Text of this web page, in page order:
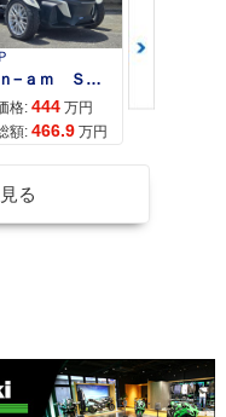
ｃａｎ−ａｍ ＳＰＹＤＥＲ ＲＴ ＬＩＭＩＴＥＤ
格: 444 万円
額: 466.9 万円
スズキ
本体価格:
る